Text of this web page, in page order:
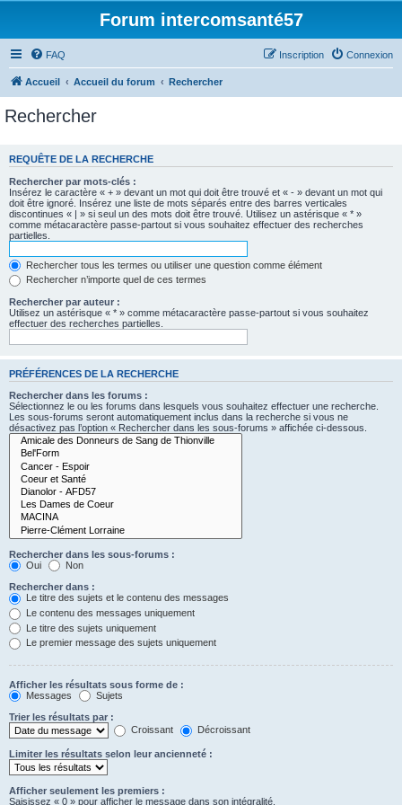
Forum intercomsanté57
FAQ Connexion
Inscription
Accueil Accueil du forum Rechercher
Rechercher
REQUÊTE DE LA RECHERCHE
Rechercher par mots-clés :
Insérez le caractère « + » devant un mot qui doit être trouvé et « - » devant un mot qui
doit être ignoré. Insérez une liste de mots séparés entre des barres verticales
discontinues « | » si seul un des mots doit être trouvé. Utilisez un astérisque « * »
comme métacaractère passe-partout si vous souhaitez effectuer des recherches
partielles.
Rechercher tous les termes ou utiliser une question comme élément
Rechercher n’importe quel de ces termes
Rechercher par auteur :
Utilisez un astérisque « * » comme métacaractère passe-partout si vous souhaitez
effectuer des recherches partielles.
PRÉFÉRENCES DE LA RECHERCHE
Rechercher dans les forums :
Sélectionnez le ou les forums dans lesquels vous souhaitez effectuer une recherche.
Les sous-forums seront automatiquement inclus dans la recherche si vous ne
désactivez pas l’option « Rechercher dans les sous-forums » affichée ci-dessous.
Rechercher dans les sous-forums :
Oui
Non
Rechercher dans :
Le titre des sujets et le contenu des messages
Le contenu des messages uniquement
Le titre des sujets uniquement
Le premier message des sujets uniquement
Afficher les résultats sous forme de :
Messages
Sujets
Trier les résultats par :
Croissant
Décroissant
Limiter les résultats selon leur ancienneté :
Afficher seulement les premiers :
Saisissez « 0 » pour afficher le message dans son intégralité.